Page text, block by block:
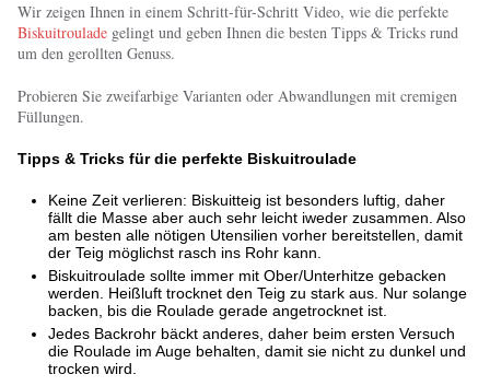
Wir zeigen Ihnen in einem Schritt-für-Schritt Video, wie die perfekte
Biskuitroulade gelingt und geben Ihnen die besten Tipps & Tricks rund
um den gerollten Genuss.
Probieren Sie zweifarbige Varianten oder Abwandlungen mit cremigen
Füllungen.
Tipps & Tricks für die perfekte Biskuitroulade
Keine Zeit verlieren: Biskuitteig ist besonders luftig, daher
fällt die Masse aber auch sehr leicht iweder zusammen. Also
am besten alle nötigen Utensilien vorher bereitstellen, damit
der Teig möglichst rasch ins Rohr kann.
Biskuitroulade sollte immer mit Ober/Unterhitze gebacken
werden. Heißluft trocknet den Teig zu stark aus. Nur solange
backen, bis die Roulade gerade angetrocknet ist.
Jedes Backrohr bäckt anderes, daher beim ersten Versuch
die Roulade im Auge behalten, damit sie nicht zu dunkel und
trocken wird.